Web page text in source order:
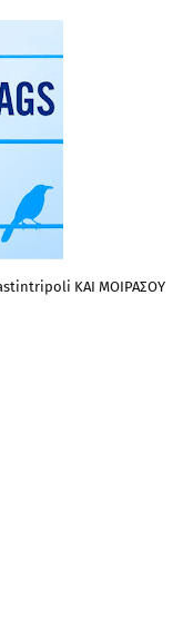
ΚΑΙ ΜΟΙΡΑΣΟΥ